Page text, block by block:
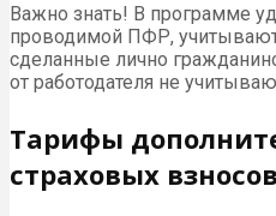
Важно знать! В программе
проводимой ПФР,
сделанные лично
от работодателя не
Тарифы
страховых взносов